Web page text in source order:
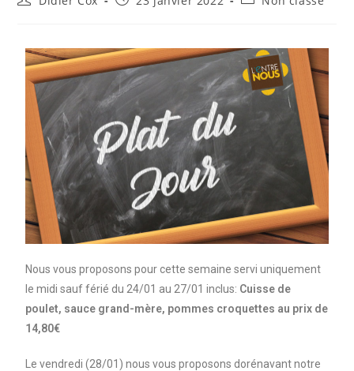
Nous vous proposons pour cette semaine servi uniquement
le midi sauf férié du 24/01 au 27/01 inclus: Cuisse de
poulet, sauce grand-mère, pommes croquettes au prix de
14,80€
Le vendredi (28/01) nous vous proposons dorénavant notre